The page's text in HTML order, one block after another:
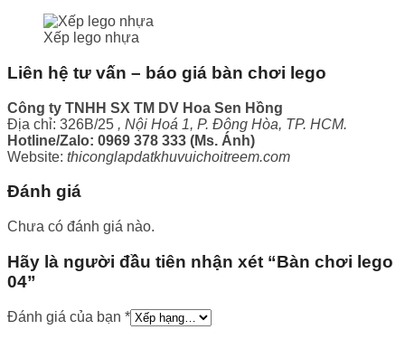
Xếp lego nhựa
Liên hệ tư vấn – báo giá bàn chơi lego
Công ty TNHH SX TM DV Hoa Sen Hồng
Địa chỉ: 326B/25 , Nội Hoá 1, P. Đông Hòa, TP. HCM.
Hotline/Zalo: 0969 378 333 (Ms. Ánh)
Website: thiconglapdatkhuvuichoitreem.com
Đánh giá
Chưa có đánh giá nào.
Hãy là người đầu tiên nhận xét “Bàn chơi lego
04”
Đánh giá của bạn *